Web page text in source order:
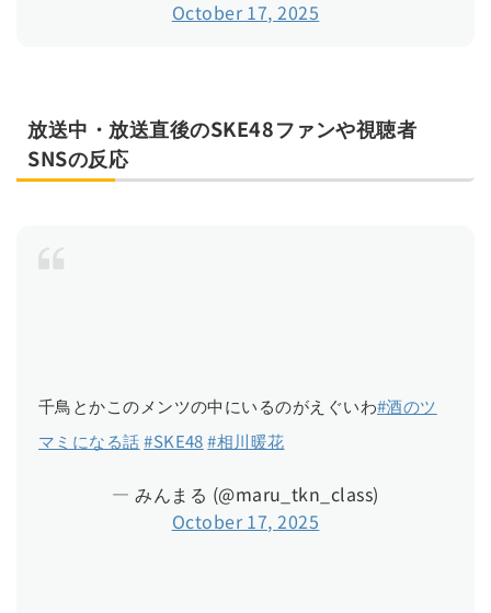
October 17, 2025
放送中・放送直後のSKE48ファンや視聴者
SNSの反応
千鳥とかこのメンツの中にいるのがえぐいわ#酒のツ
マミになる話#SKE48 #相川暖花
— みんまる (@maru_tkn_class)
October 17, 2025